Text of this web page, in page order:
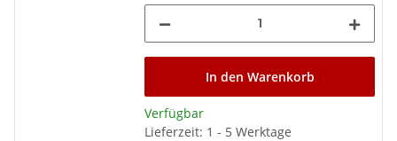
In den Warenkorb
Verfügbar
Lieferzeit: 1 - 5 Werktage